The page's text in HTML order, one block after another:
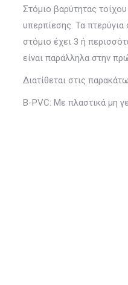
Στόμιο βαρύτητας
υπερπίεσης. Τα
στόμιο έχει 3 ή
είναι παράλληλα στην
Διατίθεται στις
B-PVC: Με πλαστικά μη